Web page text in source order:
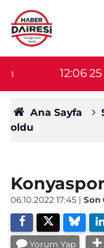
12:06
25
Ana Sayfa
oldu
06.10.2022 17:45 | Son
Yorum Yap